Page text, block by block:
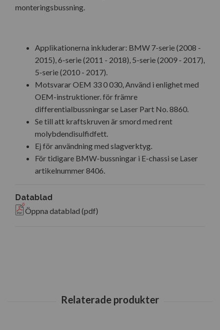
monteringsbussning.
Applikationerna inkluderar: BMW 7-serie (2008 -
2015), 6-serie (2011 - 2018), 5-serie (2009 - 2017),
5-serie (2010 - 2017).
Motsvarar OEM 33 0 030, Använd i enlighet med
OEM-instruktioner. för främre
differentialbussningar se Laser Part No. 8860.
Se till att kraftskruven är smord med rent
molybdendisulfidfett.
Ej för användning med slagverktyg.
För tidigare BMW-bussningar i E-chassi se Laser
artikelnummer 8406.
Datablad
Öppna datablad (pdf)